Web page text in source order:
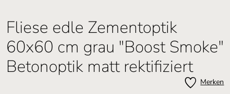
Fliese edle Zementoptik
60x60 cm grau "Boost Smoke"
Betonoptik matt rektifiziert
Merken